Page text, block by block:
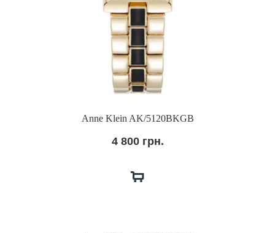
Anne Klein AK/5120BKGB
4 800 грн.